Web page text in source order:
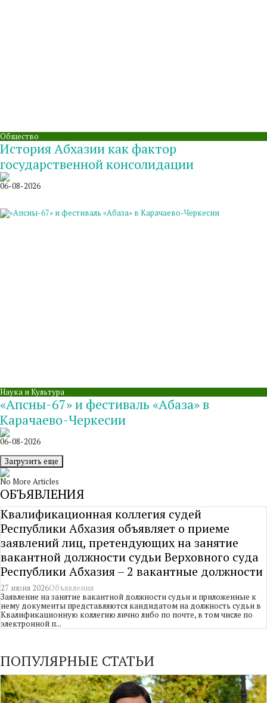
Общество
История Абхазии как фактор
государственной консолидации
06-08-2026
Наука и Культура
«Апсны-67» и фестиваль «Абаза» в
Карачаево-Черкесии
06-08-2026
Загрузить еще
No More Articles
ОБЪЯВЛЕНИЯ
Квалификационная коллегия судей
Республики Абхазия объявляет о приеме
заявлений лиц, претендующих на занятие
вакантной должности судьи Верховного суда
Республики Абхазия – 2 вакантные должности
27 июня 2026Объявления
Заявление на занятие вакантной должности судьи и приложенные к
нему документы представляются кандидатом на должность судьи в
Квалификационную коллегию лично либо по почте, в том числе по
электронной п...
ПОПУЛЯРНЫЕ СТАТЬИ